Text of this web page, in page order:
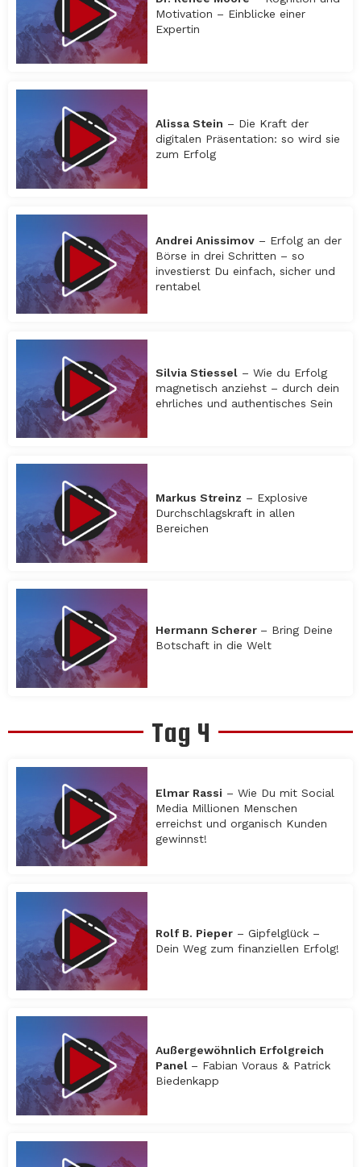
Motivation – Einblicke einer
Expertin
Alissa Stein – Die Kraft der
digitalen Präsentation: so wird sie
zum Erfolg
Andrei Anissimov – Erfolg an der
Börse in drei Schritten – so
investierst Du einfach, sicher und
rentabel
Silvia Stiessel – Wie du Erfolg
magnetisch anziehst – durch dein
ehrliches und authentisches Sein
Markus Streinz – Explosive
Durchschlagskraft in allen
Bereichen
Hermann Scherer – Bring Deine
Botschaft in die Welt
Tag 4
Elmar Rassi – Wie Du mit Social
Media Millionen Menschen
erreichst und organisch Kunden
gewinnst!
Rolf B. Pieper – Gipfelglück –
Dein Weg zum finanziellen Erfolg!
Außergewöhnlich Erfolgreich
Panel – Fabian Voraus & Patrick
Biedenkapp